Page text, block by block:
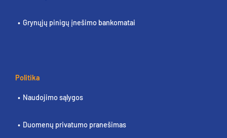
Grynųjų pinigų įnešimo bankomatai
Politika
Naudojimo sąlygos
Duomenų privatumo pranešimas